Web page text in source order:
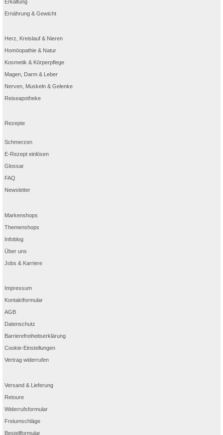
Erkältung
Ernährung & Gewicht
Herz, Kreislauf & Nieren
Homöopathie & Natur
Kosmetik & Körperpflege
Magen, Darm & Leber
Nerven, Muskeln & Gelenke
Reiseapotheke
Rezepte
Schmerzen
E-Rezept einlösen
Glossar
FAQ
Newsletter
Markenshops
Themenshops
Infoblog
Über uns
Jobs & Karriere
Impressum
Kontaktformular
AGB
Datenschutz
Barrierefreiheitserklärung
Cookie-Einstellungen
Vertrag widerrufen
Versand & Lieferung
Retoure
Widerrufsformular
Freiumschläge
Bestellformular